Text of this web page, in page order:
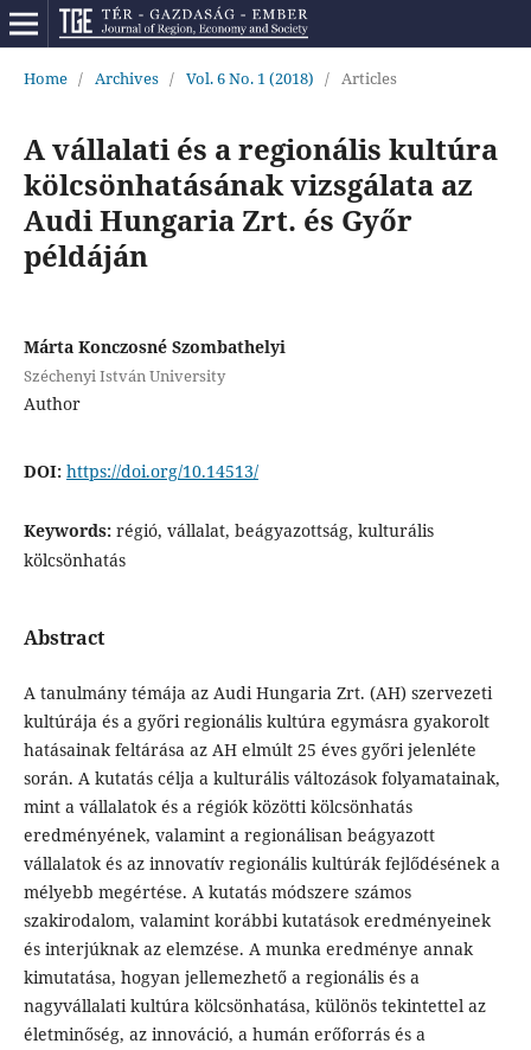
Home / Archives / Vol. 6 No. 1 (2018) / Articles
A vállalati és a regionális kultúra
kölcsönhatásának vizsgálata az
Audi Hungaria Zrt. és Győr
példáján
Márta Konczosné Szombathelyi
Széchenyi István University
Author
DOI: https://doi.org/10.14513/
Keywords: régió, vállalat, beágyazottság, kulturális
kölcsönhatás
Abstract
A tanulmány témája az Audi Hungaria Zrt. (AH) szervezeti
kultúrája és a győri regionális kultúra egymásra gyakorolt
hatásainak feltárása az AH elmúlt 25 éves győri jelenléte
során. A kutatás célja a kulturális változások folyamatainak,
mint a vállalatok és a régiók közötti kölcsönhatás
eredményének, valamint a regionálisan beágyazott
vállalatok és az innovatív regionális kultúrák fejlődésének a
mélyebb megértése. A kutatás módszere számos
szakirodalom, valamint korábbi kutatások eredményeinek
és interjúknak az elemzése. A munka eredménye annak
kimutatása, hogyan jellemezhető a regionális és a
nagyvállalati kultúra kölcsönhatása, különös tekintettel az
életminőség, az innováció, a humán erőforrás és a